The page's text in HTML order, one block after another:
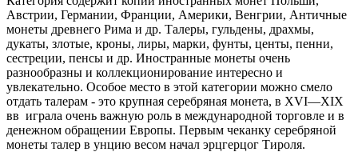
Австрии, Германии, Франции, Америки, Венгрии, Античные
монеты древнего Рима и др. Талеры, гульдены, драхмы,
дукаты, злотые, кроны, лиры, марки, фунты, центы, пенни,
сестреции, пенсы и др. Иностранные монеты очень
разнообразны и коллекционирование интересно и
увлекательно. Особое место в этой категории можно смело
отдать талерам - это крупная серебряная монета, в XVI—XIX
вв играла очень важную роль в международной торговле и в
денежном обращении Европы. Первым чеканку серебряной
монеты талер в унцию весом начал эрцгерцог Тироля.